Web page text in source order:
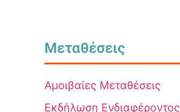
Μεταθέσεις
Αμοιβαίες Μεταθέσεις
Εκδήλωση Ενδιαφέροντος